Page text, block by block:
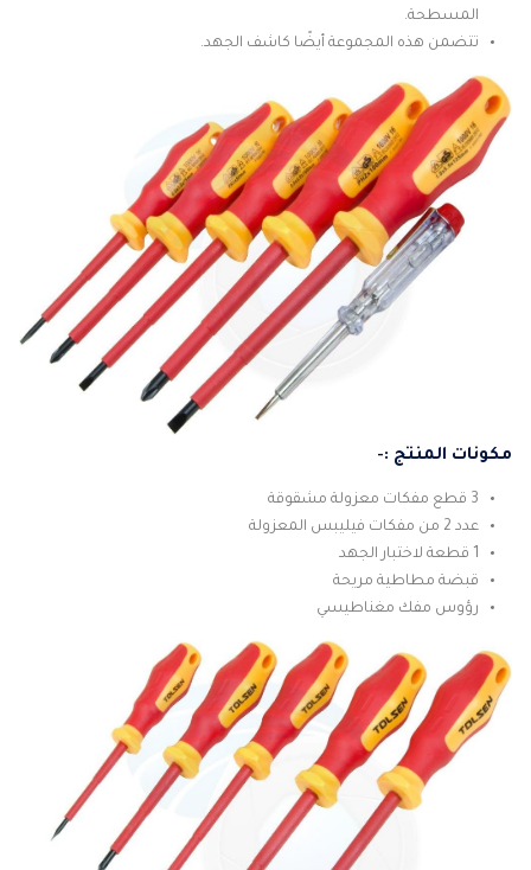
المسطحة.
تتضمن هذه المجموعة أيضًا كاشف الجهد.
مكونات المنتج :-
3 قطع مفكات معزولة مشقوقة
عدد 2 من مفكات فيليبس المعزولة
1 قطعة لاختبار الجهد
قبضة مطاطية مريحة
رؤوس مفك مغناطيسي